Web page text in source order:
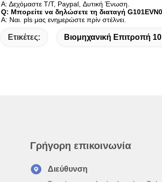
Α: Δεχόμαστε T/T, Paypal, Δυτική Ένωση.
Q: Μπορείτε να δηλώσετε τη διαταγή
Α: Ναι. pls μας ενημερώστε πρίν στέλνει.
Ετικέτες: Βιομηχανική Επιτροπή 10
Γρήγορη επικοινωνία
Διεύθυνση